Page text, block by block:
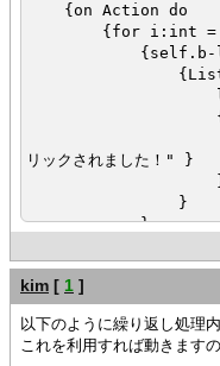
{on Action do
{for i:int = 0
{self.b-list-
label = i
{on
{popup-
リックされました！" }
}
}
}
}
kim [ 1 ]
以下のように繰り返し処理
これを利用すれば動きます